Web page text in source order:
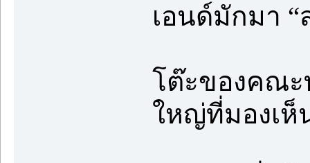
เอนด์มักมา
โต๊ะของคณะ
ใหญ่ที่มองเ